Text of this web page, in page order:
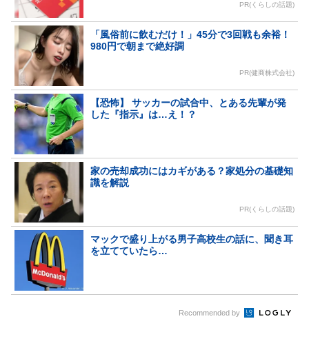
PR(くらしの話題)
「風俗前に飲むだけ！」45分で3回戦も余裕！
980円で朝まで絶好調
PR(健商株式会社)
【恐怖】 サッカーの試合中、とある先輩が発
した『指示』は…え！？
家の売却成功にはカギがある？家処分の基礎知
識を解説
PR(くらしの話題)
マックで盛り上がる男子高校生の話に、聞き耳
を立てていたら…
Recommended by